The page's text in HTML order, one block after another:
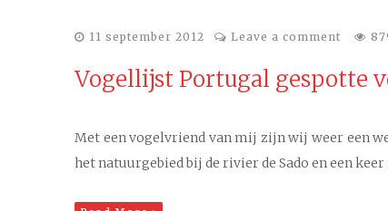
11 september 2012 Leave a comment
Vogellijst Portugal gespotte
Met een vogelvriend van mij zijn wij weer een
het natuurgebied bij de rivier de Sado en een